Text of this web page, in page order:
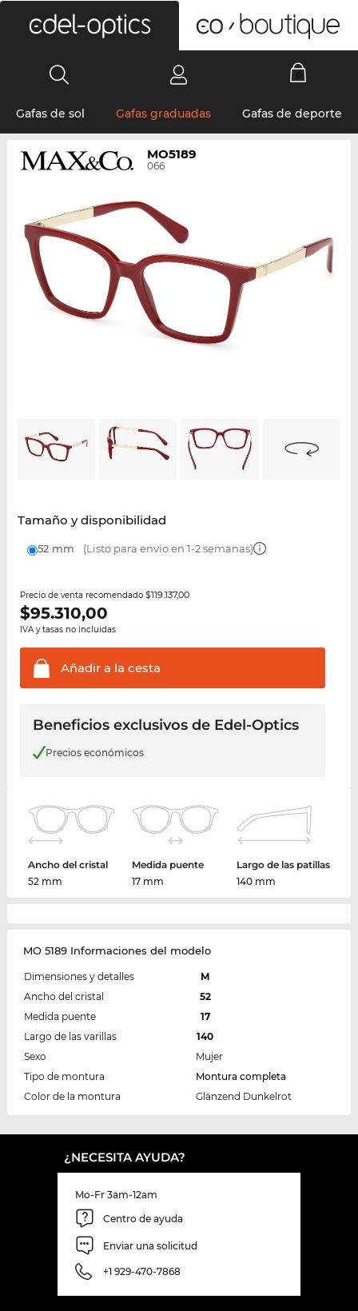
Gafas de sol Gafas graduadas Gafas de deporte
MO5189
066
Tamaño y disponibilidad
52 mm (Listo para envío en 1-2 semanas)
Precio de venta recomendado $119.137,00
$95.310,00
IVA y tasas no incluidas
Añadir a la cesta
Beneficios exclusivos de Edel-Optics
Precios económicos
Ancho del cristal
52 mm
Medida puente
17 mm
Largo de las patillas
140 mm
MO 5189 Informaciones del modelo
Dimensiones y detalles
M
Ancho del cristal
52
Medida puente
17
Largo de las varillas
140
Sexo
Mujer
Tipo de montura
Montura completa
Color de la montura
Glänzend Dunkelrot
¿NECESITA AYUDA?
Mo-Fr 3am-12am
Centro de ayuda
Enviar una solicitud
+1 929-470-7868